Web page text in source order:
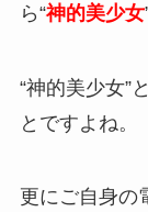
ら“神的美少女
“神的美少女”
とですよね。
更にご自身の